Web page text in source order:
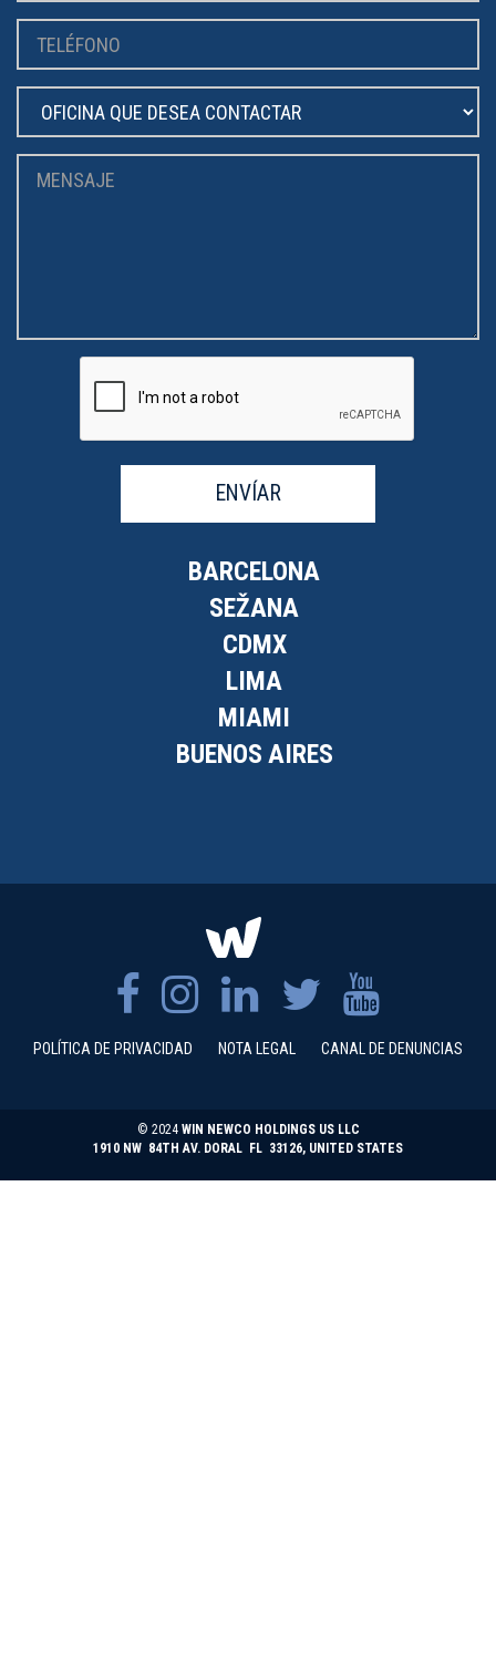
ENVÍAR
BARCELONA
SEŽANA
CDMX
LIMA
MIAMI
BUENOS AIRES
POLÍTICA DE PRIVACIDAD NOTA LEGAL CANAL DE DENUNCIAS
© 2024 WIN NEWCO HOLDINGS US LLC
1910 NW 84TH AV. DORAL FL 33126, UNITED STATES